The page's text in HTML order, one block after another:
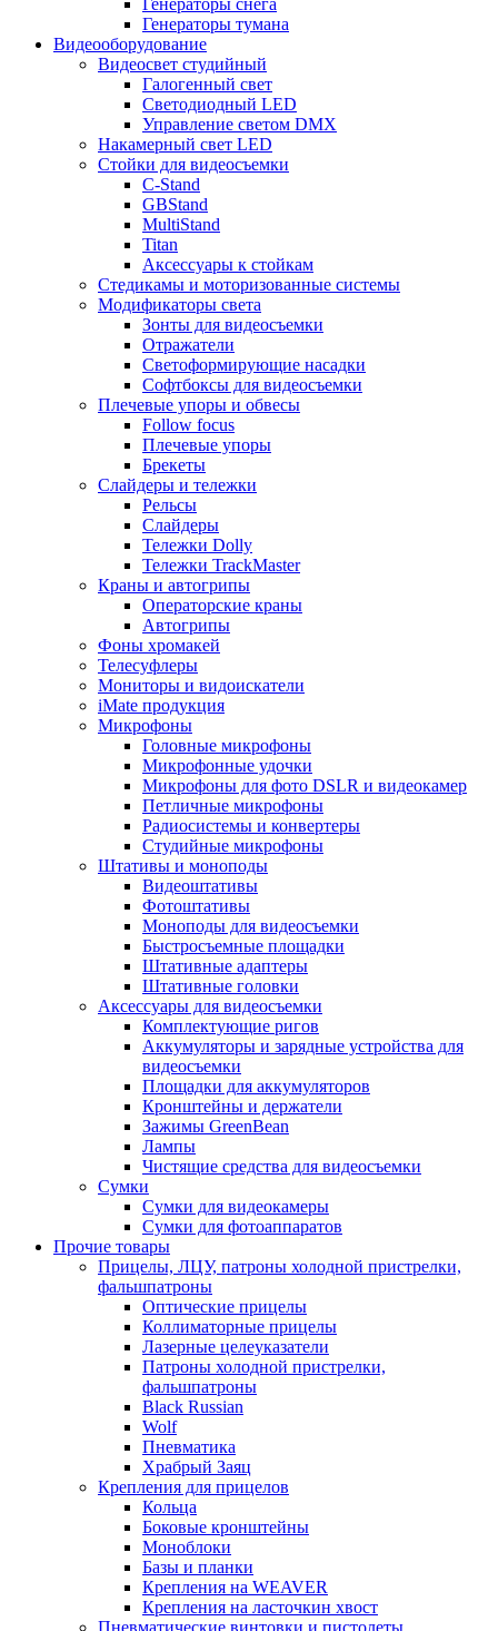
Генераторы снега
Генераторы тумана
Видеооборудование
Видеосвет студийный
Галогенный свет
Светодиодный LED
Управление светом DMX
Накамерный свет LED
Стойки для видеосъемки
C-Stand
GBStand
MultiStand
Titan
Аксессуары к стойкам
Стедикамы и моторизованные системы
Модификаторы света
Зонты для видеосъемки
Отражатели
Светоформирующие насадки
Софтбоксы для видеосъемки
Плечевые упоры и обвесы
Follow focus
Плечевые упоры
Брекеты
Слайдеры и тележки
Рельсы
Слайдеры
Тележки Dolly
Тележки TrackMaster
Краны и автогрипы
Операторские краны
Автогрипы
Фоны хромакей
Телесуфлеры
Мониторы и видоискатели
iMate продукция
Микрофоны
Головные микрофоны
Микрофонные удочки
Микрофоны для фото DSLR и видеокамер
Петличные микрофоны
Радиосистемы и конвертеры
Студийные микрофоны
Штативы и моноподы
Видеоштативы
Фотоштативы
Моноподы для видеосъемки
Быстросъемные площадки
Штативные адаптеры
Штативные головки
Аксессуары для видеосъемки
Комплектующие ригов
Аккумуляторы и зарядные устройства для
видеосъемки
Площадки для аккумуляторов
Кронштейны и держатели
Зажимы GreenBean
Лампы
Чистящие средства для видеосъемки
Сумки
Сумки для видеокамеры
Сумки для фотоаппаратов
Прочие товары
Прицелы, ЛЦУ, патроны холодной пристрелки,
фальшпатроны
Оптические прицелы
Коллиматорные прицелы
Лазерные целеуказатели
Патроны холодной пристрелки,
фальшпатроны
Black Russian
Wolf
Пневматика
Храбрый Заяц
Крепления для прицелов
Кольца
Боковые кронштейны
Моноблоки
Базы и планки
Крепления на WEAVER
Крепления на ласточкин хвост
Пневматические винтовки и пистолеты